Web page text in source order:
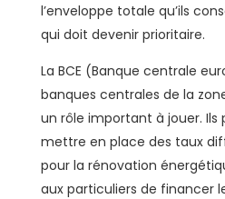
l’enveloppe totale qu’ils
qui doit devenir prioritaire.
La BCE (Banque centrale
banques centrales de la
un rôle important à jouer.
mettre en place des taux
pour la rénovation
aux particuliers de financer